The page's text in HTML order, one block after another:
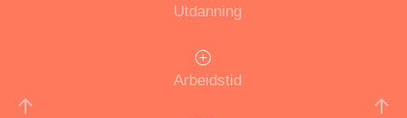
Utdanning
Arbeidstid